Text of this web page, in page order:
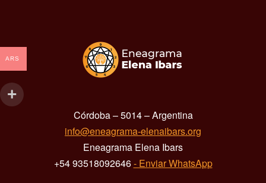
Córdoba – 5014 – Argentina
info@eneagrama-elenaibars.org
Eneagrama Elena Ibars
+54 93518092646- Enviar WhatsApp
ARS